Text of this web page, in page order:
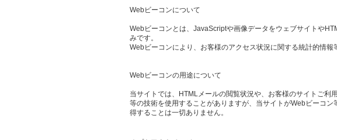
Webビーコンについて
Webビーコンとは、JavaScriptや画像データをウェブサイトや
みです。
Webビーコンにより、お客様のアクセス状況に関する統計的情報
Webビーコンの用途について
当サイトでは、HTMLメールの閲覧状況や、お客様のサイトご
等の技術を使用することがありますが、当サイトがWebビーコ
得することは一切ありません。